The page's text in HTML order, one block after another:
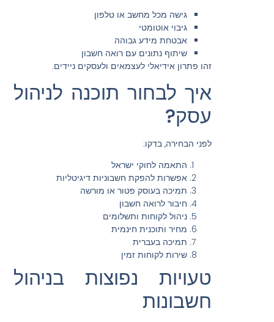
גישה מכל מחשב או טלפון
גיבוי אוטומטי
אבטחת מידע גבוהה
שיתוף נתונים עם רואה חשבון
זהו פתרון אידיאלי לעצמאים ולעסקים ניידים.
איך לבחור תוכנה לניהול
עסק?
לפני הבחירה, בדקו:
התאמה לחוקי ישראל
אפשרות להפקת חשבוניות דיגיטליות
תמיכה בעוסק פטור או מורשה
חיבור לרואה חשבון
ניהול לקוחות ותשלומים
מחיר ותוכנית חינמית
תמיכה בעברית
שירות לקוחות זמין
טעויות נפוצות בניהול
חשבונות